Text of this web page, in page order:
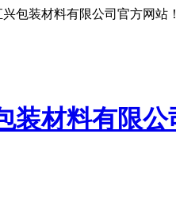
包装材料有限公司官方网站！